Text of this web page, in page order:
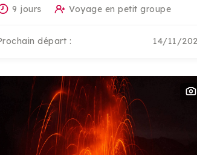
9 jours Voyage en petit groupe
départ : 14/11/